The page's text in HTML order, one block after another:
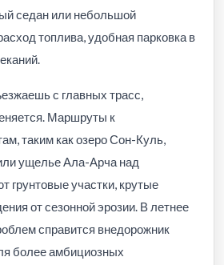
седан или небольшой
топлива, удобная парковка в
с главных трасс,
Маршруты к
таким как озеро Сон-Куль,
ущелье Ала-Арча над
грунтовые участки, крутые
от сезонной эрозии. В летнее
справится внедорожник
более амбициозных